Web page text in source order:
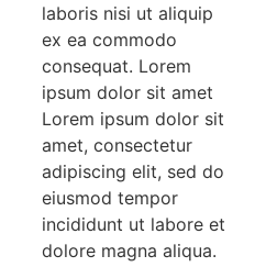
laboris nisi ut aliquip
ex ea commodo
consequat. Lorem
ipsum dolor sit amet
Lorem ipsum dolor sit
amet, consectetur
adipiscing elit, sed do
eiusmod tempor
incididunt ut labore et
dolore magna aliqua.